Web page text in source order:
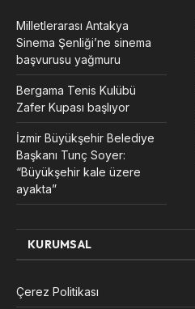
Milletlerarası Antakya
Sinema Şenliği’ne sinema
başvurusu yağmuru
Bergama Tenis Kulübü
Zafer Kupası başlıyor
İzmir Büyükşehir Belediye
Başkanı Tunç Soyer:
“Büyükşehir kale üzere
ayakta”
KURUMSAL
Çerez Politikası